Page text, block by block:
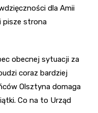
dla Amii
pisze strona
obecnej sytuacji za
coraz bardziej
Olsztyna domaga
Co na to Urząd